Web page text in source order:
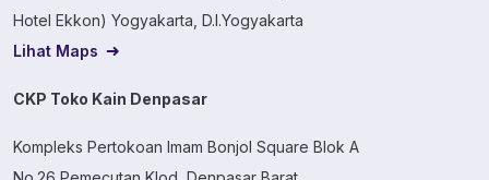
Hotel Ekkon) Yogyakarta, D.I.Yogyakarta
Lihat Maps
CKP Toko Kain Denpasar
Kompleks Pertokoan Imam Bonjol Square Blok A